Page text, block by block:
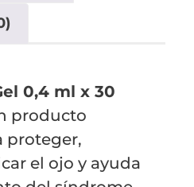
0,4 ml x 30
producto
proteger,
el ojo y ayuda